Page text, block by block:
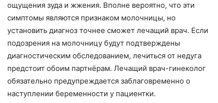
ощущения зуда и жжения. Вполне вероятно, что эти
симптомы являются признаком молочницы, но
установить диагноз точнее сможет лечащий врач. Если
подозрения на молочницу будут подтверждены
диагностическим обследованием, лечиться от недуга
предстоит обоим партнёрам. Лечащий врач-гинеколог
обязательно предупреждается заблаговременно о
наступлении беременности у пациентки.